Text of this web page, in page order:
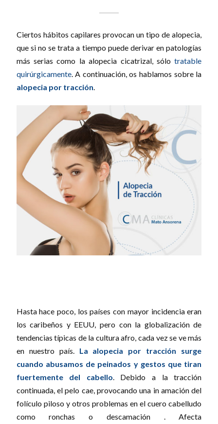
Ciertos hábitos capilares provocan un tipo de alopecia,
que si no se trata a tiempo puede derivar en patologías
más serias como la alopecia cicatrizal, sólotratable
quirúrgicamente. A continuación, os hablamos sobre la
alopecia por tracción.
Hasta hace poco, los países con mayor incidencia eran
los caribeños y EEUU, pero con la globalización de
tendencias típicas de la cultura afro, cada vez se ve más
en nuestro país.La alopecia por tracción surge
cuando abusamos de peinados y gestos que tiran
fuertemente del cabello. Debido a la tracción
continuada, el pelo cae, provocando una in amación del
folículo piloso y otros problemas en el cuero cabelludo
como ronchas o descamación . Afecta